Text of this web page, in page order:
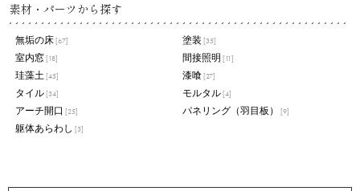
素材・パーツから探す
無垢の床 [67] 塗装 [35]
室内窓 [18] 間接照明 [11]
珪藻土 [45] 漆喰 [27]
タイル [34] モルタル [4]
アーチ開口 [25] パネリング（羽目板） [9]
躯体あらわし [3]